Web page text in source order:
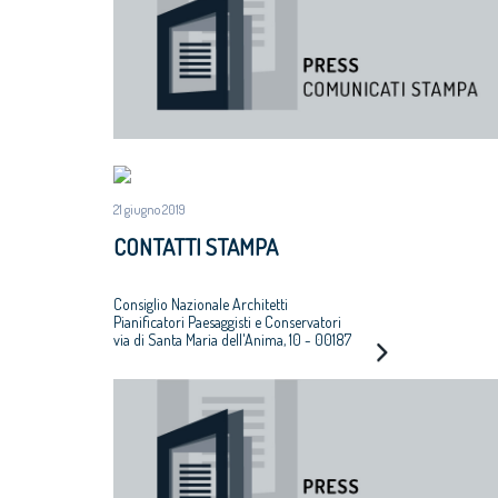
21 giugno 2019
CONTATTI STAMPA
Consiglio Nazionale Architetti
Pianificatori Paesaggisti e Conservatori
via di Santa Maria dell'Anima, 10 - 00187
Tel 06.6889901
Mobile +39 3382366914